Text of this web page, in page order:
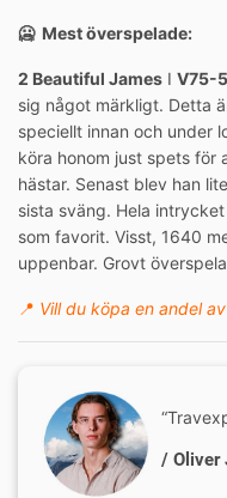
🥶 Mest överspelade:
2 Beautiful James I V75-5
sig något märkligt. Detta
speciellt innan och under
köra honom just spets för
hästar. Senast blev han
sista sväng. Hela
som favorit. Visst, 1640
uppenbar. Grovt
📍 Vill du köpa en andel
/ Oliver